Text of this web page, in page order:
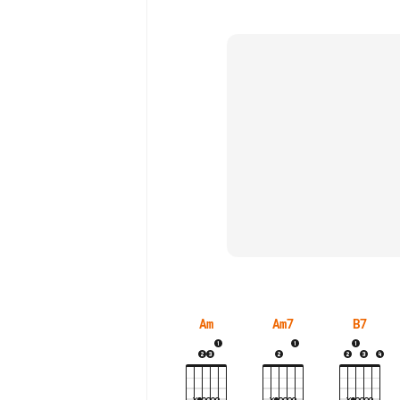
Am Am7 B7